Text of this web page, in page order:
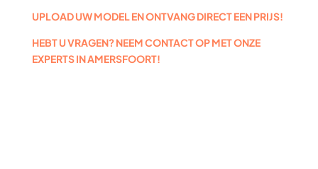
UPLOAD UW MODEL EN ONTVANG DIRECT EEN PRIJS!
HEBT U VRAGEN? NEEM CONTACT OP MET ONZE
EXPERTS IN AMERSFOORT!